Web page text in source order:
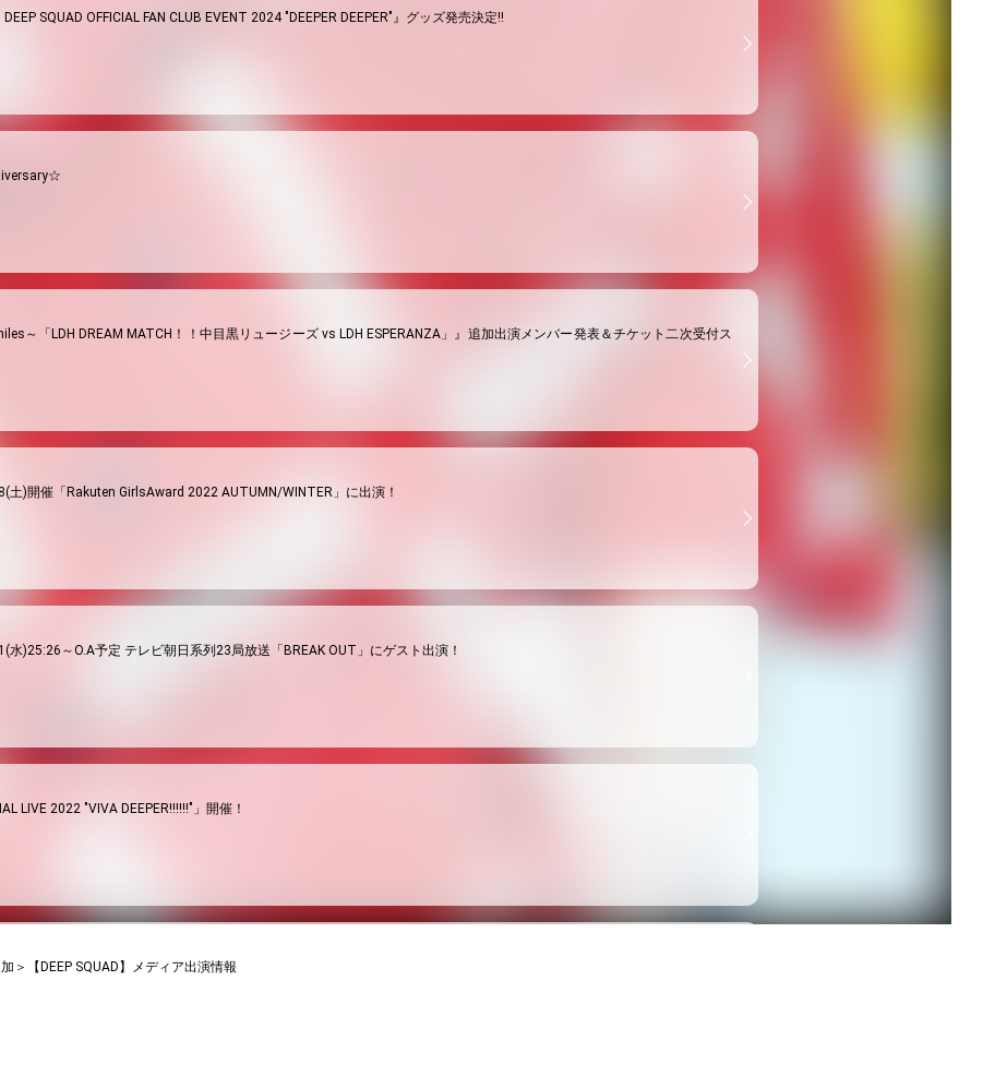
DEEP SQUAD OFFICIAL FAN CLUB EVENT 2024 "DEEPER DEEPER"』グッズ発売決定!!
～「LDH DREAM MATCH！！中目黒リュージーズ vs LDH ESPERANZA」』追加出演メンバー発表＆チケット二次受付ス
8(土)開催「Rakuten GirlsAward 2022 AUTUMN/WINTER」に出演！
水)25:26～O.A予定 テレビ朝日系列23局放送「BREAK OUT」にゲスト出演！
LIVE 2022 "VIVA DEEPER!!!!!!"」開催！
＞【DEEP SQUAD】メディア出演情報